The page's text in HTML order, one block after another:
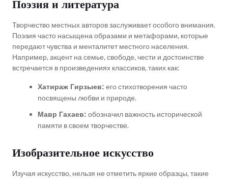
Поэзия и литература
Творчество местных авторов заслуживает особого внимания.
Поэзия часто насыщена образами и метафорами, которые
передают чувства и менталитет местного населения.
Например, акцент на семье, свободе, чести и достоинстве
встречается в произведениях классиков, таких как:
Хатираж Гирзыев: его стихотворения часто
посвящены любви и природе.
Мавр Гахаев: обозначил важность исторической
памяти в своем творчестве.
Изобразительное искусство
Изучая искусство, нельзя не отметить яркие образцы, такие